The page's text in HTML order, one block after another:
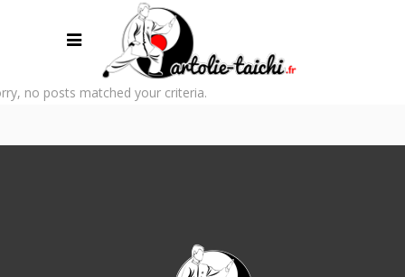
no posts matched your criteria.